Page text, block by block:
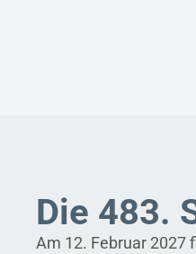
Die 483.
Am 12. Februar 2027